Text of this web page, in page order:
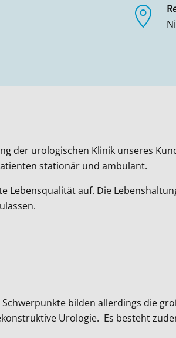
der urologischen Klinik unseres
stationär und ambulant.
auf. Die
bilden allerdings die
Urologie. Es besteht